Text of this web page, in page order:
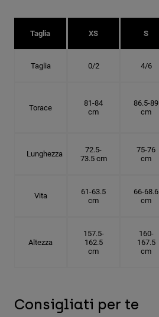
Taglia XS S
Taglia 0/2 4/6
Torace
81-84
cm
86.5-89
cm
Lunghezza
72.5-
73.5 cm
75-76
cm
Vita
61-63.5
cm
66-68.6
cm
Altezza
157.5-
162.5
cm
160-
167.5
cm
Consigliati per te